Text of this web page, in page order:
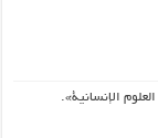
الإنسانية».